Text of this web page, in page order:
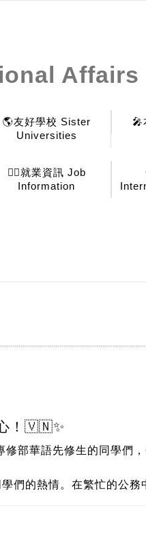
Affairs
🌎友好學校 Sister
Universities
🎤
🕵️‍♂️就業資訊 Job
Information
！🇻🇳✨
修部華語先修生的同學們
們的熱情。在繁忙的公